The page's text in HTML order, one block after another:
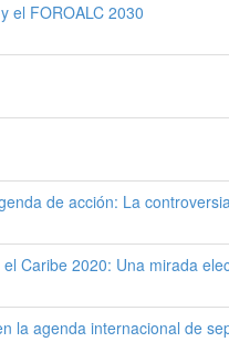
el FOROALC 2030
de acción: La
Caribe 2020: Una mirada
la agenda internacional de